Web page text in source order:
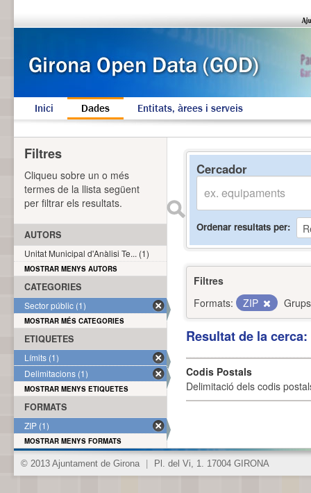
Inici Dades Entitats, àrees i serveis
Cercador
Ordenar resultats per
Filtres
Formats:
ZIP
Resultat de la
Codis Postals
Delimitació dels codis
Filtres
Cliqueu sobre un o més
termes de la llista següent
per filtrar els resultats.
AUTORS
Unitat Municipal d'Anàlisi Te... (1)
MOSTRAR MENYS AUTORS
CATEGORIES
Sector públic (1)
MOSTRAR MÉS CATEGORIES
ETIQUETES
Límits (1)
Delimitacions (1)
MOSTRAR MENYS ETIQUETES
FORMATS
ZIP (1)
MOSTRAR MENYS FORMATS
© 2013 Ajuntament de Girona Pl. del Vi, 1. 17004 GIRONA